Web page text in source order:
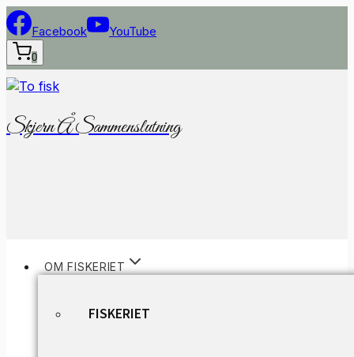
Fortsæt
til
indhold
Facebook YouTube
0
Skjern Å Sammenslutning
OM FISKERIET
FISKERIET